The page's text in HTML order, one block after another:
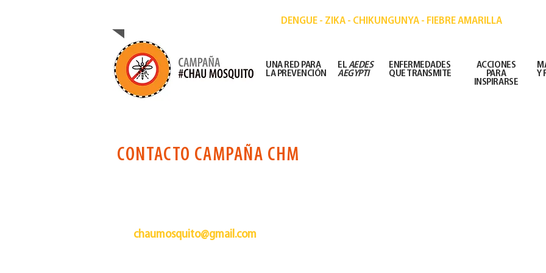
DENGUE - ZIKA - CHIKUNGUNYA - FIEBRE AMARILLA
ELAEDES
AEGYPTI
ENFERMEDADES
QUE TRANSMITE
UNA RED PARA
LA PREVENCIÓN
ACCIONES
PARA
INSPIRARSE
Y
CONTACTO CAMPAÑA CHM
chaumosquito@gmail.com